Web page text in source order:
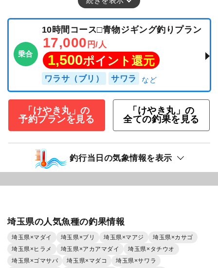
乗合
10時間コース□青物ジギング釣りプラン
17,000 円/人
1,500ポイント還元
ワラサ（ブリ） サワラ
「けやき丸」の
予約プランを見る
「けやき丸」の
全ての釣果を見る
釣行当日の気象情報を表示
埼玉県の人気魚種の釣果情報
埼玉県×マダイ 埼玉県×ブリ 埼玉県×マアジ
埼玉県×カサゴ
埼玉県×ヒラメ
埼玉県×アカアマダイ
埼玉県×タチウオ
埼玉県×ゴマサバ
埼玉県×マダコ
埼玉県×サワラ